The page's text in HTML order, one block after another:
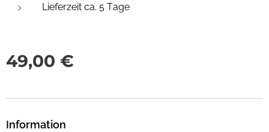
Lieferzeit ca. 5 Tage
49,00 €
Information